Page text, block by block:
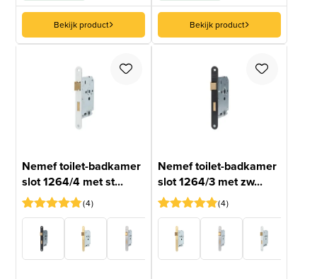
Bekijk product Bekijk product
Nemef toilet-badkamer
slot 1264/4 met st...
Gewaardeerd
4.75op 5
gebaseerd
4
4
Nemef toilet-badkamer
slot 1264/3 met zw...
Gewaardeerd
4.75op 5
gebaseerd
4
4